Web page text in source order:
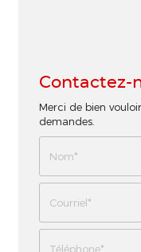
Contactez-
Merci de bien
demandes.